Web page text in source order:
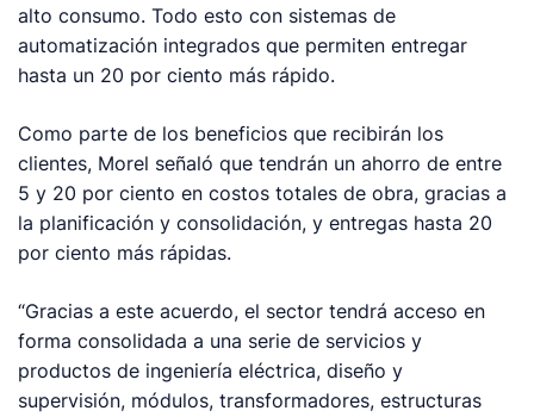
alto consumo. Todo esto con sistemas de
automatización integrados que permiten entregar
hasta un 20 por ciento más rápido.
Como parte de los beneficios que recibirán los
clientes, Morel señaló que tendrán un ahorro de entre
5 y 20 por ciento en costos totales de obra, gracias a
la planificación y consolidación, y entregas hasta 20
por ciento más rápidas.
“Gracias a este acuerdo, el sector tendrá acceso en
forma consolidada a una serie de servicios y
productos de ingeniería eléctrica, diseño y
supervisión, módulos, transformadores, estructuras